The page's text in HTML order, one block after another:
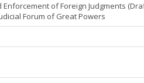
of Foreign Judgments
Forum of Great Powers